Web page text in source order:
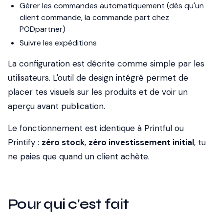
Gérer les commandes automatiquement (dès qu'un
client commande, la commande part chez
PODpartner)
Suivre les expéditions
La configuration est décrite comme simple par les
utilisateurs. L'outil de design intégré permet de
placer tes visuels sur les produits et de voir un
aperçu avant publication.
Le fonctionnement est identique à Printful ou
Printify : zéro stock, zéro investissement initial, tu
ne paies que quand un client achète.
Pour qui c'est fait